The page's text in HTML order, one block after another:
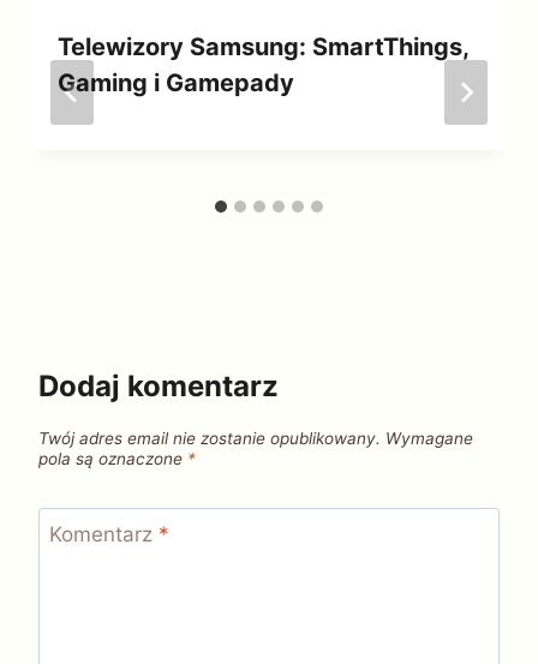
Telewizory Samsung: SmartThings,
Gaming i Gamepady
Dodaj komentarz
Twój adres email nie zostanie opublikowany. Wymagane
pola są oznaczone *
Komentarz *